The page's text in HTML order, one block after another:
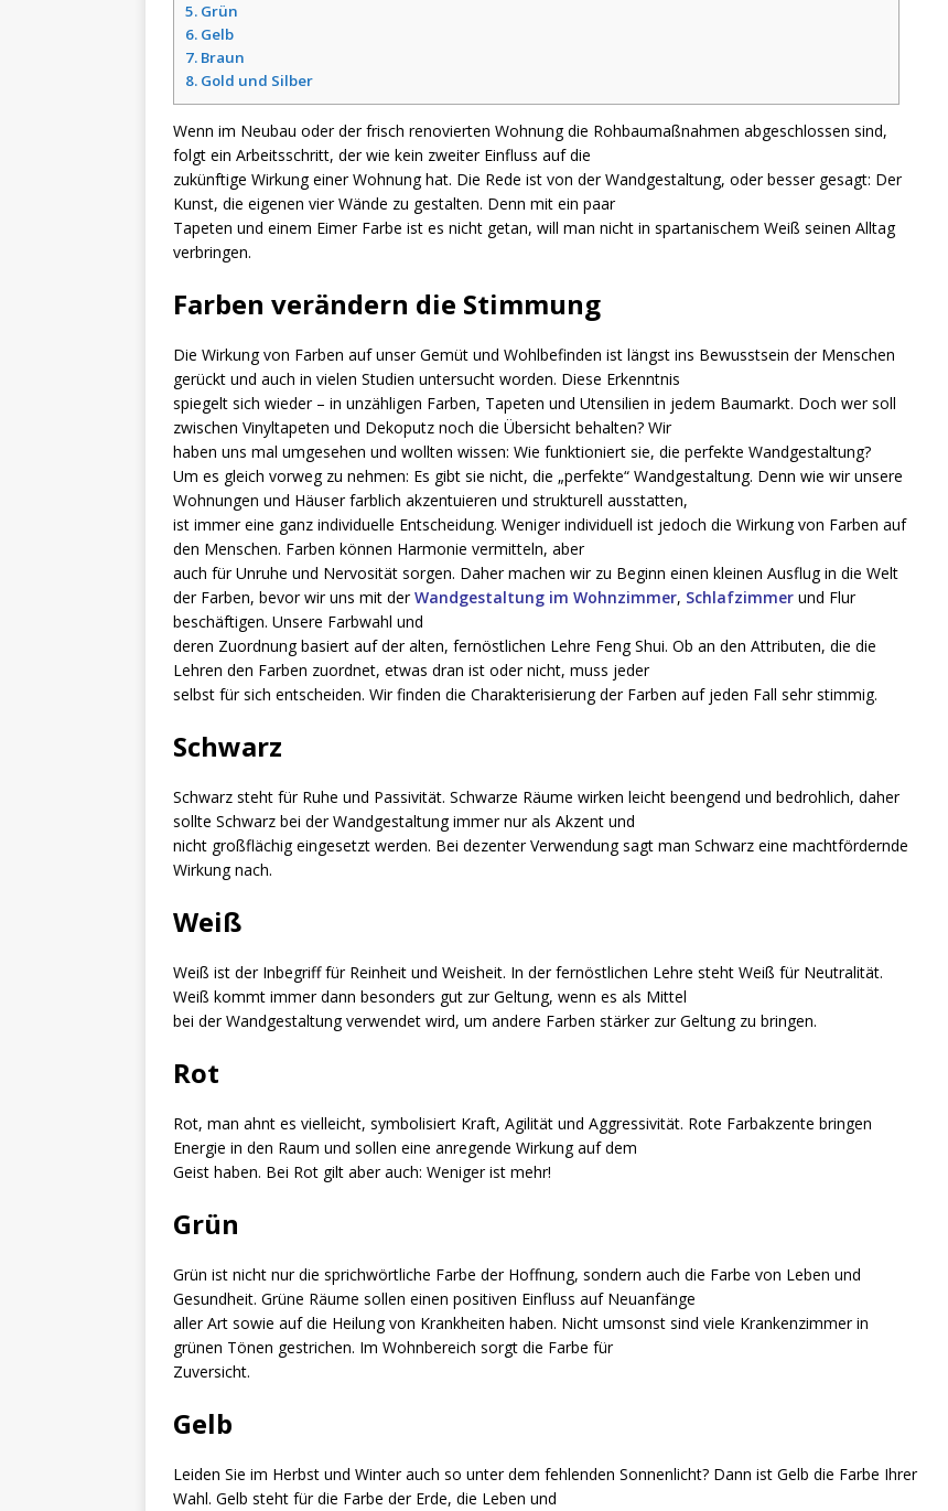
5. Grün
6. Gelb
7. Braun
8. Gold und Silber
Wenn im Neubau oder der frisch renovierten Wohnung die Rohbaumaßnahmen abgeschlossen sind,
folgt ein Arbeitsschritt, der wie kein zweiter Einfluss auf die
zukünftige Wirkung einer Wohnung hat. Die Rede ist von der Wandgestaltung, oder besser gesagt: Der
Kunst, die eigenen vier Wände zu gestalten. Denn mit ein paar
Tapeten und einem Eimer Farbe ist es nicht getan, will man nicht in spartanischem Weiß seinen Alltag
verbringen.
Farben verändern die Stimmung
Die Wirkung von Farben auf unser Gemüt und Wohlbefinden ist längst ins Bewusstsein der Menschen
gerückt und auch in vielen Studien untersucht worden. Diese Erkenntnis
spiegelt sich wieder – in unzähligen Farben, Tapeten und Utensilien in jedem Baumarkt. Doch wer soll
zwischen Vinyltapeten und Dekoputz noch die Übersicht behalten? Wir
haben uns mal umgesehen und wollten wissen: Wie funktioniert sie, die perfekte Wandgestaltung?
Um es gleich vorweg zu nehmen: Es gibt sie nicht, die „perfekte“ Wandgestaltung. Denn wie wir unsere
Wohnungen und Häuser farblich akzentuieren und strukturell ausstatten,
ist immer eine ganz individuelle Entscheidung. Weniger individuell ist jedoch die Wirkung von Farben auf
den Menschen. Farben können Harmonie vermitteln, aber
auch für Unruhe und Nervosität sorgen. Daher machen wir zu Beginn einen kleinen Ausflug in die Welt
der Farben, bevor wir uns mit derWandgestaltung im Wohnzimmer, Schlafzimmer und Flur
beschäftigen. Unsere Farbwahl und
deren Zuordnung basiert auf der alten, fernöstlichen Lehre Feng Shui. Ob an den Attributen, die die
Lehren den Farben zuordnet, etwas dran ist oder nicht, muss jeder
selbst für sich entscheiden. Wir finden die Charakterisierung der Farben auf jeden Fall sehr stimmig.
Schwarz
Schwarz steht für Ruhe und Passivität. Schwarze Räume wirken leicht beengend und bedrohlich, daher
sollte Schwarz bei der Wandgestaltung immer nur als Akzent und
nicht großflächig eingesetzt werden. Bei dezenter Verwendung sagt man Schwarz eine machtfördernde
Wirkung nach.
Weiß
Weiß ist der Inbegriff für Reinheit und Weisheit. In der fernöstlichen Lehre steht Weiß für Neutralität.
Weiß kommt immer dann besonders gut zur Geltung, wenn es als Mittel
bei der Wandgestaltung verwendet wird, um andere Farben stärker zur Geltung zu bringen.
Rot
Rot, man ahnt es vielleicht, symbolisiert Kraft, Agilität und Aggressivität. Rote Farbakzente bringen
Energie in den Raum und sollen eine anregende Wirkung auf dem
Geist haben. Bei Rot gilt aber auch: Weniger ist mehr!
Grün
Grün ist nicht nur die sprichwörtliche Farbe der Hoffnung, sondern auch die Farbe von Leben und
Gesundheit. Grüne Räume sollen einen positiven Einfluss auf Neuanfänge
aller Art sowie auf die Heilung von Krankheiten haben. Nicht umsonst sind viele Krankenzimmer in
grünen Tönen gestrichen. Im Wohnbereich sorgt die Farbe für
Zuversicht.
Gelb
Leiden Sie im Herbst und Winter auch so unter dem fehlenden Sonnenlicht? Dann ist Gelb die Farbe Ihrer
Wahl. Gelb steht für die Farbe der Erde, die Leben und